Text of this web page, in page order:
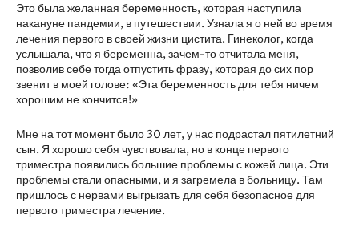
Это была желанная беременность, которая наступила
накануне пандемии, в путешествии. Узнала я о ней во время
лечения первого в своей жизни цистита. Гинеколог, когда
услышала, что я беременна, зачем-то отчитала меня,
позволив себе тогда отпустить фразу, которая до сих пор
звенит в моей голове: «Эта беременность для тебя ничем
хорошим не кончится!»
Мне на тот момент было 30 лет, у нас подрастал пятилетний
сын. Я хорошо себя чувствовала, но в конце первого
триместра появились большие проблемы с кожей лица. Эти
проблемы стали опасными, и я загремела в больницу. Там
пришлось с нервами выгрызать для себя безопасное для
первого триместра лечение.